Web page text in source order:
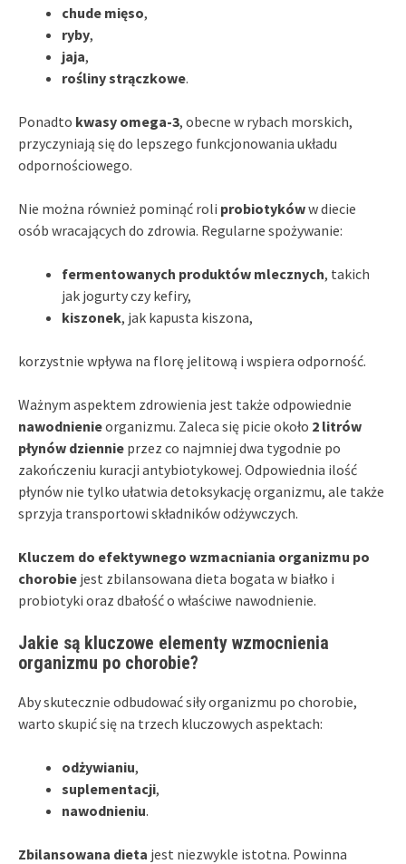
chude mięso,
ryby,
jaja,
rośliny strączkowe.
Ponadto kwasy omega-3, obecne w rybach morskich,
przyczyniają się do lepszego funkcjonowania układu
odpornościowego.
Nie można również pominąć roli probiotykóww diecie
osób wracających do zdrowia. Regularne spożywanie:
fermentowanych produktów mlecznych, takich
jak jogurty czy kefiry,
kiszonek, jak kapusta kiszona,
korzystnie wpływa na florę jelitową i wspiera odporność.
Ważnym aspektem zdrowienia jest także odpowiednie
nawodnienieorganizmu. Zaleca się picie około 2 litrów
płynów dziennie przez co najmniej dwa tygodnie po
zakończeniu kuracji antybiotykowej. Odpowiednia ilość
płynów nie tylko ułatwia detoksykację organizmu, ale także
sprzyja transportowi składników odżywczych.
Kluczem do efektywnego wzmacniania organizmu po
chorobie jest zbilansowana dieta bogata w białko i
probiotyki oraz dbałość o właściwe nawodnienie.
Jakie są kluczowe elementy wzmocnienia
organizmu po chorobie?
Aby skutecznie odbudować siły organizmu po chorobie,
warto skupić się na trzech kluczowych aspektach:
odżywianiu,
suplementacji,
nawodnieniu.
Zbilansowana dieta jest niezwykle istotna. Powinna